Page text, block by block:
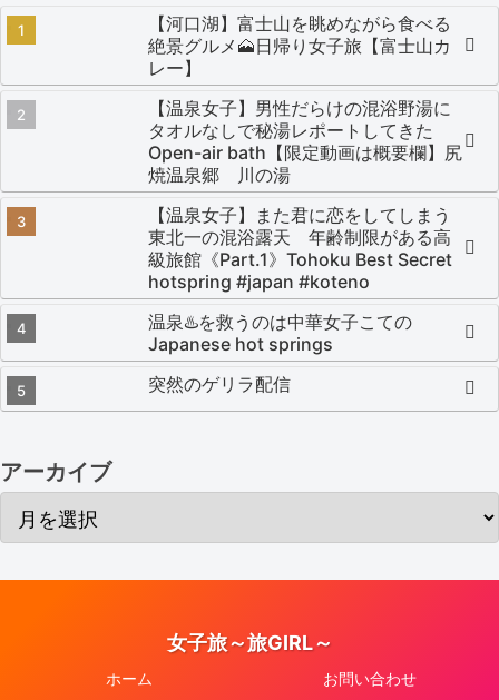
【河口湖】富士山を眺めながら食べる
絶景グルメ🗻日帰り女子旅【富士山カ
レー】
【温泉女子】男性だらけの混浴野湯に
タオルなしで秘湯レポートしてきた
Open-air bath【限定動画は概要欄】尻
焼温泉郷 川の湯
【温泉女子】また君に恋をしてしまう
東北一の混浴露天 年齢制限がある高
級旅館《Part.1》Tohoku Best Secret
hotspring #japan #koteno
温泉♨️を救うのは中華女子こての
Japanese hot springs
突然のゲリラ配信
アーカイブ
女子旅～旅GIRL～
ホーム お問い合わせ